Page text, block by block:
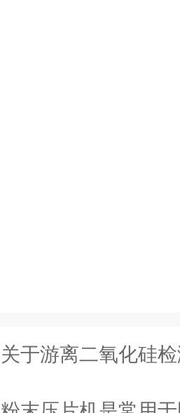
关于游离二氧化硅